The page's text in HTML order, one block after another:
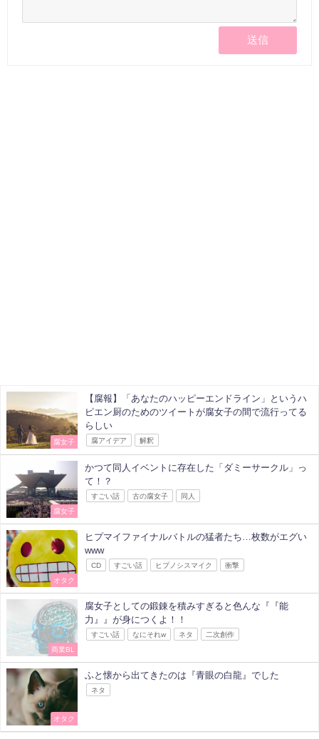
腐女子
【腐報】「あなたのハッピーエンドライン」というハ
ピエン厨のためのツイートが腐女子の間で流行ってる
らしい
腐アイデア 解釈
腐女子
かつて同人イベントに存在した「ダミーサークル」っ
て！？
すごい話 古の腐女子 同人
オタク
ヒプマイファイナルバトルの猛者たち…枚数がエグい
www
CD すごい話 ヒプノシスマイク 衝撃
商業BL
腐女子としての鍛錬を積みすぎると色んな『『能
力』』が身につくよ！！
すごい話 なにそれw ネタ 二次創作
オタク
ふと懐から出てきたのは『青眼の白龍』でした
ネタ